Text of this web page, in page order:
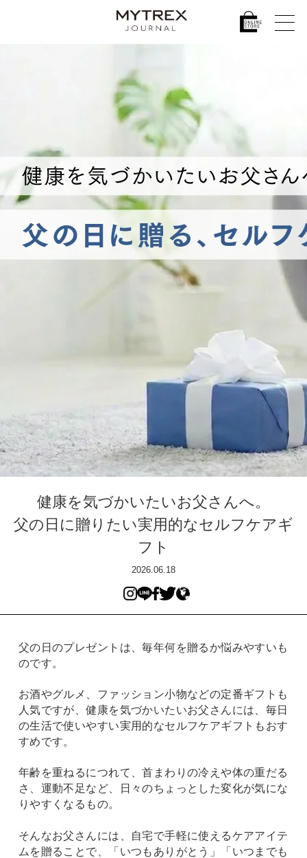
健康を気づかいたいお父さんへ。
父の日に贈りたい実用的なセルフケアギ
フト
2026.06.18
父の日のプレゼントは、毎年何を贈るか悩みやすいも
のです。
お酒やグルメ、ファッション小物などの定番ギフトも
人気ですが、健康を気づかいたいお父さんには、毎日
の生活で使いやすい実用的なセルフケアギフトもおす
すめです。
年齢を重ねるにつれて、首まわりの冷えや体の重だる
さ、運動不足など、日々のちょっとした変化が気にな
りやすくなるもの。
そんなお父さんには、自宅で手軽に使えるケアアイテ
ムを贈ることで、「いつもありがとう」「いつまでも